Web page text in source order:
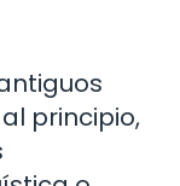
principio,